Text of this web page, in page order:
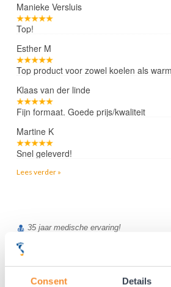
Consent Details
Manieke Versluis
Top!
Esther M
Top product voor zowel koelen als
Klaas van der linde
Fijn formaat. Goede prijs/kwaliteit
Martine K
Snel geleverd!
Lees verder »
35 jaar medische ervaring!
Voor 23:00 besteld, morgen thuis!